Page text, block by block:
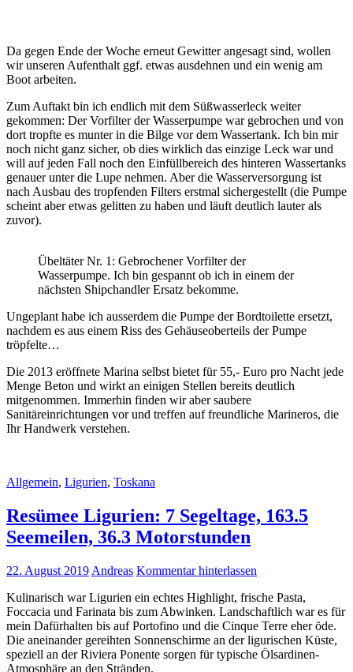
Da gegen Ende der Woche erneut Gewitter angesagt sind, wollen
wir unseren Aufenthalt ggf. etwas ausdehnen und ein wenig am
Boot arbeiten.
Zum Auftakt bin ich endlich mit dem Süßwasserleck weiter
gekommen: Der Vorfilter der Wasserpumpe war gebrochen und von
dort tropfte es munter in die Bilge vor dem Wassertank. Ich bin mir
noch nicht ganz sicher, ob dies wirklich das einzige Leck war und
will auf jeden Fall noch den Einfüllbereich des hinteren Wassertanks
genauer unter die Lupe nehmen. Aber die Wasserversorgung ist
nach Ausbau des tropfenden Filters erstmal sichergestellt (die Pumpe
scheint aber etwas gelitten zu haben und läuft deutlich lauter als
zuvor).
Übeltäter Nr. 1: Gebrochener Vorfilter der
Wasserpumpe. Ich bin gespannt ob ich in einem der
nächsten Shipchandler Ersatz bekomme.
Ungeplant habe ich ausserdem die Pumpe der Bordtoilette ersetzt,
nachdem es aus einem Riss des Gehäuseoberteils der Pumpe
tröpfelte…
Die 2013 eröffnete Marina selbst bietet für 55,- Euro pro Nacht jede
Menge Beton und wirkt an einigen Stellen bereits deutlich
mitgenommen. Immerhin finden wir aber saubere
Sanitäreinrichtungen vor und treffen auf freundliche Marineros, die
Ihr Handwerk verstehen.
Allgemein, Ligurien, Toskana
Resümee Ligurien: 7 Segeltage, 163.5
Seemeilen, 36.3 Motorstunden
22. August 2019 Andreas Kommentar hinterlassen
Kulinarisch war Ligurien ein echtes Highlight, frische Pasta,
Foccacia und Farinata bis zum Abwinken. Landschaftlich war es für
mein Dafürhalten bis auf Portofino und die Cinque Terre eher öde.
Die aneinander gereihten Sonnenschirme an der ligurischen Küste,
speziell an der Riviera Ponente sorgen für typische Ölsardinen-
Atmosphäre an den Stränden.